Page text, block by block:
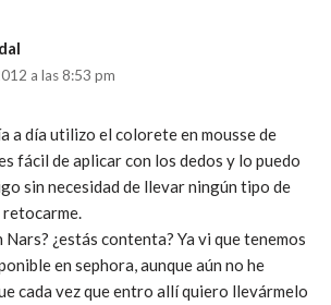
a las 8:53 pm
a día utilizo el colorete en mousse de
fácil de aplicar con los dedos y lo puedo
sin necesidad de llevar ningún tipo de
Nars? ¿estás contenta? Ya vi que tenemos
en sephora, aunque aún no he
cada vez que entro allí quiero llevármelo